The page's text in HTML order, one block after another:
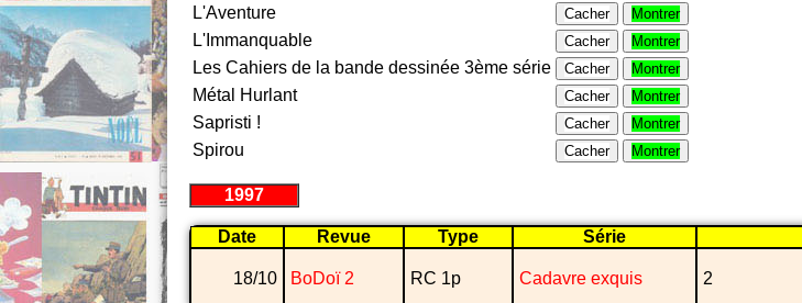
L'Aventure Cacher Montrer
L'Immanquable Cacher Montrer
Les Cahiers de la bande dessinée 3ème série Cacher Montrer
Métal Hurlant Cacher Montrer
Sapristi ! Cacher Montrer
Spirou Cacher Montrer
1997
Date Revue Type Série
18/10 BoDoï 2 RC 1p Cadavre exquis 2